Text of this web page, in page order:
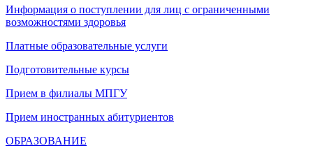
Информация о поступлении для лиц с ограниченными
возможностями здоровья
Платные образовательные услуги
Подготовительные курсы
Прием в филиалы МПГУ
Прием иностранных абитуриентов
ОБРАЗОВАНИЕ